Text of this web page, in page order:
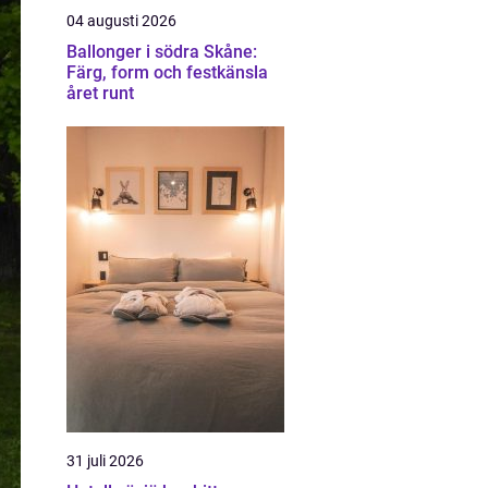
04 augusti 2026
Ballonger i södra Skåne:
Färg, form och festkänsla
året runt
31 juli 2026